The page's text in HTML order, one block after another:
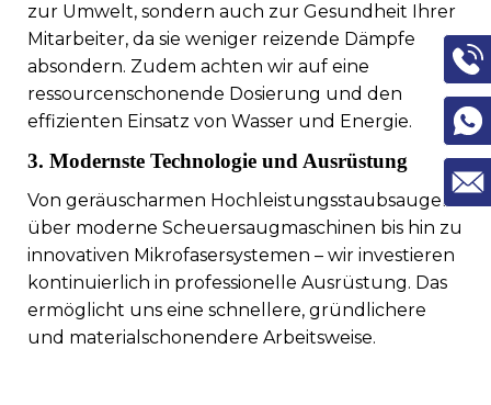
zur Umwelt, sondern auch zur Gesundheit Ihrer
Mitarbeiter, da sie weniger reizende Dämpfe
absondern. Zudem achten wir auf eine
ressourcenschonende Dosierung und den
effizienten Einsatz von Wasser und Energie.
3. Modernste Technologie und Ausrüstung
Von geräuscharmen Hochleistungsstaubsaugern
über moderne Scheuersaugmaschinen bis hin zu
innovativen Mikrofasersystemen – wir investieren
kontinuierlich in professionelle Ausrüstung. Das
ermöglicht uns eine schnellere, gründlichere
und materialschonendere Arbeitsweise.